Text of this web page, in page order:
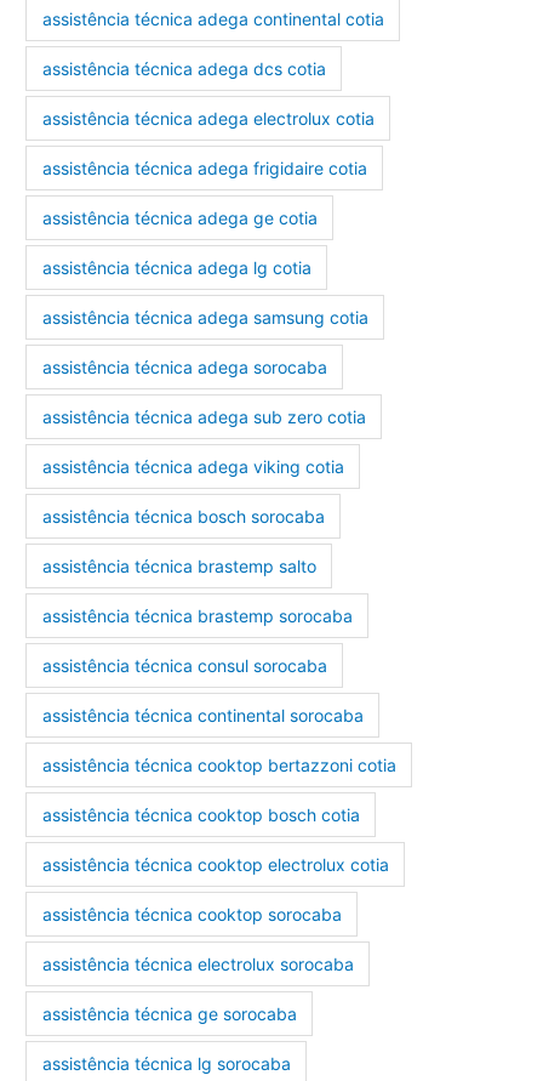
assistência técnica adega continental cotia
assistência técnica adega dcs cotia
assistência técnica adega electrolux cotia
assistência técnica adega frigidaire cotia
assistência técnica adega ge cotia
assistência técnica adega lg cotia
assistência técnica adega samsung cotia
assistência técnica adega sorocaba
assistência técnica adega sub zero cotia
assistência técnica adega viking cotia
assistência técnica bosch sorocaba
assistência técnica brastemp salto
assistência técnica brastemp sorocaba
assistência técnica consul sorocaba
assistência técnica continental sorocaba
assistência técnica cooktop bertazzoni cotia
assistência técnica cooktop bosch cotia
assistência técnica cooktop electrolux cotia
assistência técnica cooktop sorocaba
assistência técnica electrolux sorocaba
assistência técnica ge sorocaba
assistência técnica lg sorocaba